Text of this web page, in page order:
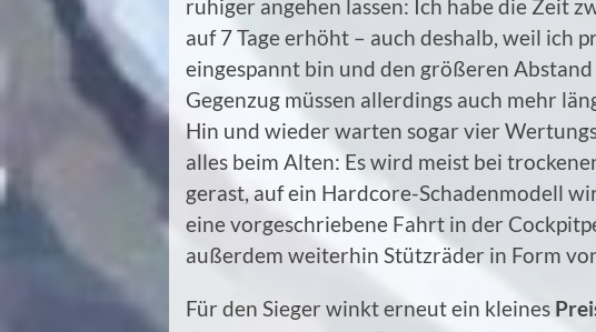
ruhiger angehen lassen: Ich habe die Zeit
auf 7 Tage erhöht – auch deshalb, weil ich
eingespannt bin und den größeren
Gegenzug müssen allerdings auch mehr
Hin und wieder warten sogar vier
alles beim Alten: Es wird meist bei
gerast, auf ein Hardcore-Schadenmodell
eine vorgeschriebene Fahrt in der
außerdem weiterhin Stützräder in Form
Für den Sieger winkt erneut ein kleines